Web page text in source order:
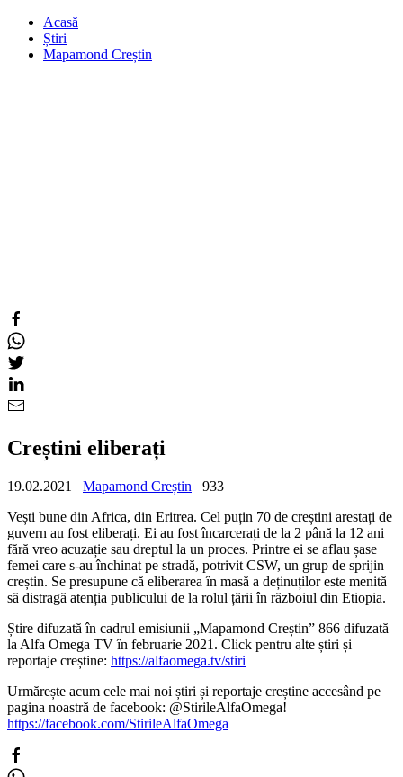
Acasă
Știri
Mapamond Creștin
Creștini eliberați
19.02.2021 Mapamond Creștin
933
Vești bune din Africa, din Eritrea. Cel puțin 70 de creștini arestați de
guvern au fost eliberați. Ei au fost încarcerați de la 2 până la 12 ani
fără vreo acuzație sau dreptul la un proces. Printre ei se aflau șase
femei care s-au închinat pe stradă, potrivit CSW, un grup de sprijin
creștin. Se presupune că eliberarea în masă a deținuților este menită
să distragă atenția publicului de la rolul țării în războiul din Etiopia.
Știre difuzată în cadrul emisiunii „Mapamond Creștin” 866 difuzată
la Alfa Omega TV în februarie 2021. Click pentru alte știri și
reportaje creștine: https://alfaomega.tv/stiri
Urmărește acum cele mai noi știri și reportaje creștine accesând pe
pagina noastră de facebook: @StirileAlfaOmega!
https://facebook.com/StirileAlfaOmega